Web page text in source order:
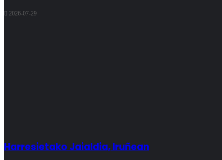
2026-07-29
Harresietako Jaialdia, Iruñean